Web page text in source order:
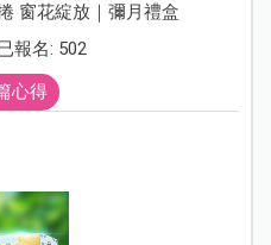
窗花綻放｜彌月禮盒
報名: 502
心得